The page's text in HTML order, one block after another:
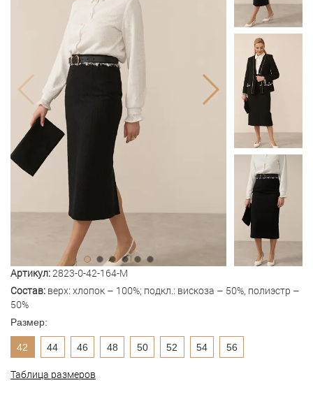
Артикул:2823-0-42-164-M
Состав: верх: хлопок – 100%; подкл.: вискоза – 50%, полиэстр –
50%
Размер:
42 44 46 48 50 52 54 56
Таблица размеров